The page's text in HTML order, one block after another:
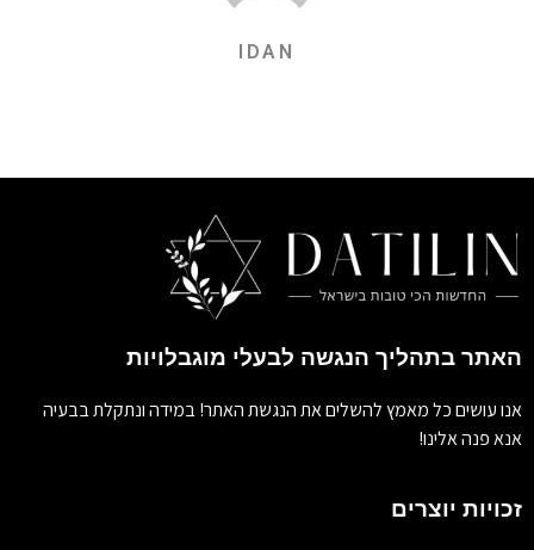
IDAN
האתר בתהליך הנגשה לבעלי מוגבלויות
אנו עושים כל מאמץ להשלים את הנגשת האתר! במידה ונתקלת בבעיה
אנא פנה אלינו!
זכויות יוצרים